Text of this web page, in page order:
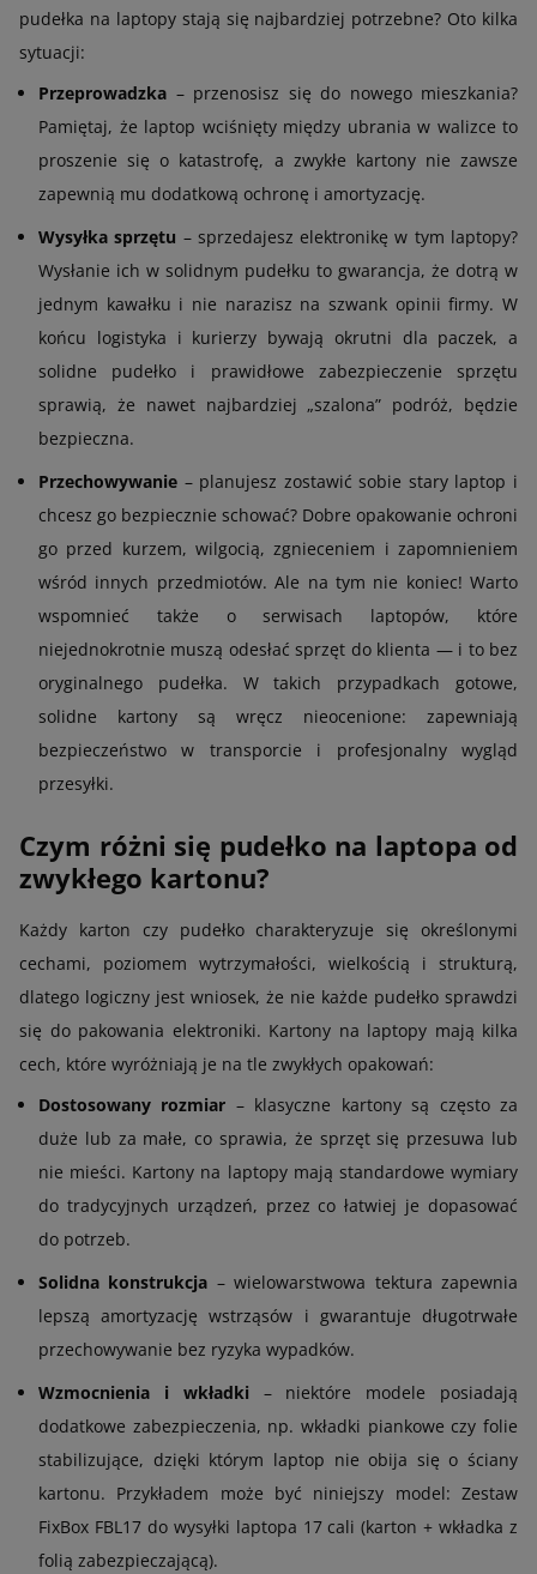
pudełka na laptopy stają się najbardziej potrzebne? Oto kilka
sytuacji:
Przeprowadzka – przenosisz się do nowego mieszkania?
Pamiętaj, że laptop wciśnięty między ubrania w walizce to
proszenie się o katastrofę, a zwykłe kartony nie zawsze
zapewnią mu dodatkową ochronę i amortyzację.
Wysyłka sprzętu – sprzedajesz elektronikę w tym laptopy?
Wysłanie ich w solidnym pudełku to gwarancja, że dotrą w
jednym kawałku i nie narazisz na szwank opinii firmy. W
końcu logistyka i kurierzy bywają okrutni dla paczek, a
solidne pudełko i prawidłowe zabezpieczenie sprzętu
sprawią, że nawet najbardziej „szalona” podróż, będzie
bezpieczna.
Przechowywanie – planujesz zostawić sobie stary laptop i
chcesz go bezpiecznie schować? Dobre opakowanie ochroni
go przed kurzem, wilgocią, zgnieceniem i zapomnieniem
wśród innych przedmiotów. Ale na tym nie koniec! Warto
wspomnieć także o serwisach laptopów, które
niejednokrotnie muszą odesłać sprzęt do klienta — i to bez
oryginalnego pudełka. W takich przypadkach gotowe,
solidne kartony są wręcz nieocenione: zapewniają
bezpieczeństwo w transporcie i profesjonalny wygląd
przesyłki.
Czym różni się pudełko na laptopa od
zwykłego kartonu?
Każdy karton czy pudełko charakteryzuje się określonymi
cechami, poziomem wytrzymałości, wielkością i strukturą,
dlatego logiczny jest wniosek, że nie każde pudełko sprawdzi
się do pakowania elektroniki. Kartony na laptopy mają kilka
cech, które wyróżniają je na tle zwykłych opakowań:
Dostosowany rozmiar – klasyczne kartony są często za
duże lub za małe, co sprawia, że sprzęt się przesuwa lub
nie mieści. Kartony na laptopy mają standardowe wymiary
do tradycyjnych urządzeń, przez co łatwiej je dopasować
do potrzeb.
Solidna konstrukcja – wielowarstwowa tektura zapewnia
lepszą amortyzację wstrząsów i gwarantuje długotrwałe
przechowywanie bez ryzyka wypadków.
Wzmocnienia i wkładki – niektóre modele posiadają
dodatkowe zabezpieczenia, np. wkładki piankowe czy folie
stabilizujące, dzięki którym laptop nie obija się o ściany
kartonu. Przykładem może być niniejszy model: Zestaw
FixBox FBL17 do wysyłki laptopa 17 cali (karton + wkładka z
folią zabezpieczającą).